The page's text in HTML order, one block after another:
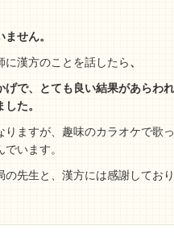
せん。
に漢方のことを話したら、
げで、とても良い結果があらわ
た。
りますが、趣味のカラオケで歌
います。
先生と、漢方には感謝しており